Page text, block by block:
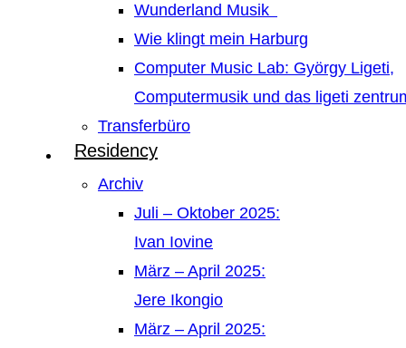
Wunderland Musik
Wie klingt mein Harburg
Computer Music Lab: György Ligeti,
Computermusik und das ligeti
Transferbüro
Residency
Archiv
Juli – Oktober 2025:
Ivan Iovine
März – April 2025:
Jere Ikongio
März – April 2025: